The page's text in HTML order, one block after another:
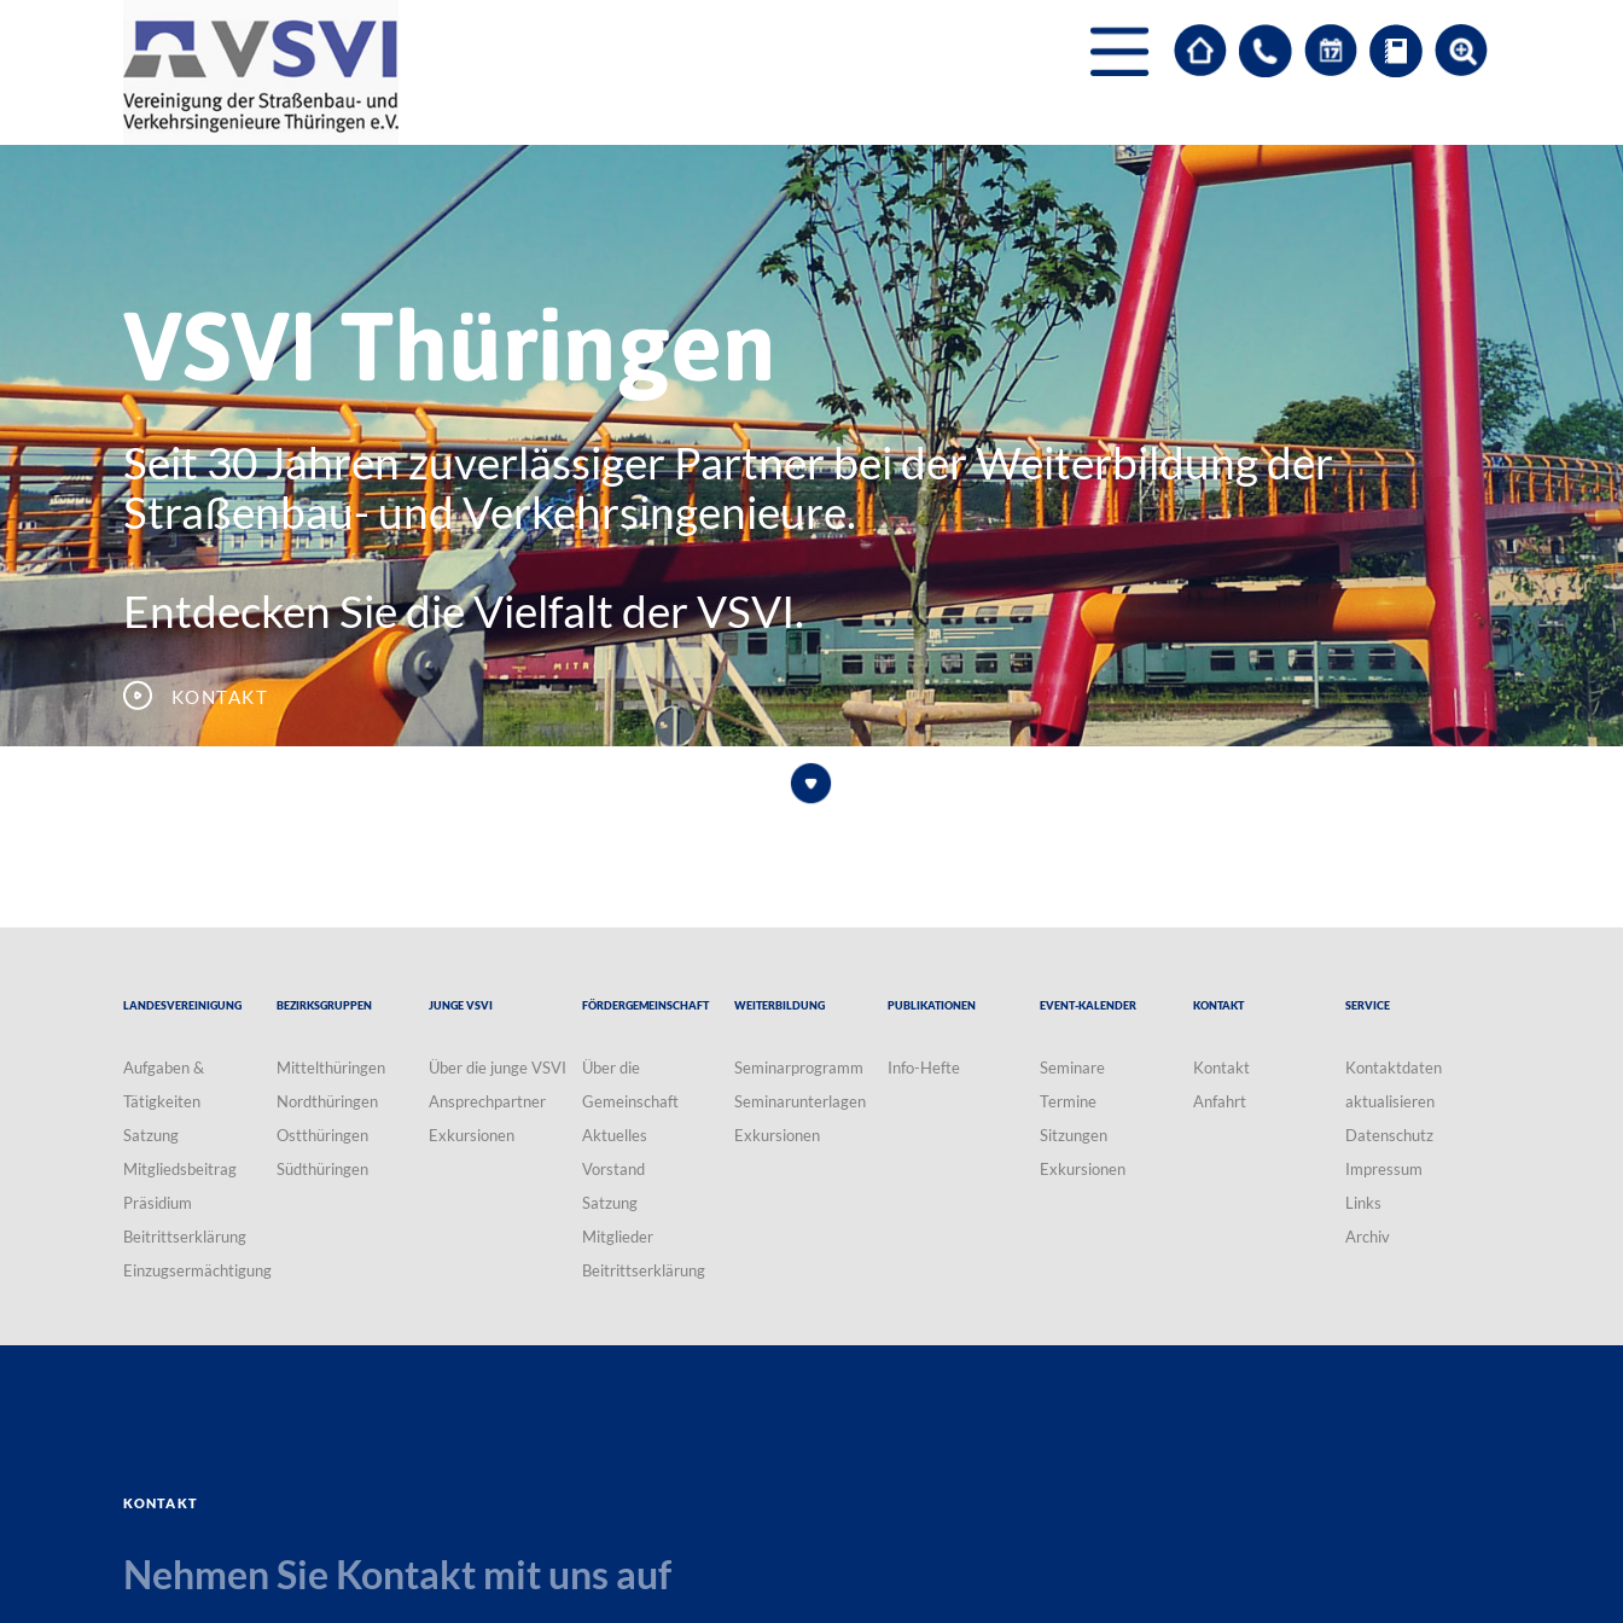
VSVI Thüringen
Seit 30 Jahren zuverlässiger Partner bei der Weiterbildung der
Straßenbau- und Verkehrsingenieure.
Entdecken Sie die Vielfalt der VSVI.
Kontakt
Landesvereinigung
Aufgaben &
Tätigkeiten
Satzung
Mitgliedsbeitrag
Präsidium
Beitrittserklärung
Einzugsermächtigung
Bezirksgruppen
Mittelthüringen
Nordthüringen
Ostthüringen
Südthüringen
Junge VSVI
Über die junge VSVI
Ansprechpartner
Exkursionen
Fördergemeinschaft
Über die
Gemeinschaft
Aktuelles
Vorstand
Satzung
Mitglieder
Beitrittserklärung
Weiterbildung
Seminarprogramm
Seminarunterlagen
Exkursionen
Publikationen
Info-Hefte
Event-Kalender
Seminare
Termine
Sitzungen
Exkursionen
Kontakt
Kontakt
Anfahrt
Service
Kontaktdaten
aktualisieren
Datenschutz
Impressum
Links
Archiv
Kontakt
Nehmen Sie Kontakt mit uns auf